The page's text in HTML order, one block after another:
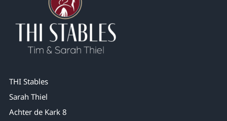
THI Stables
Sarah Thiel
Achter de Kark 8